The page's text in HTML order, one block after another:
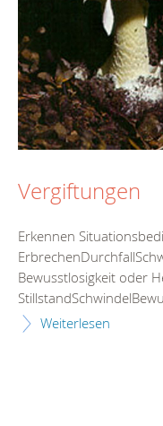
Vergiftungen
Erkennen
Bewusstlosigkeit oder
Weiterlesen